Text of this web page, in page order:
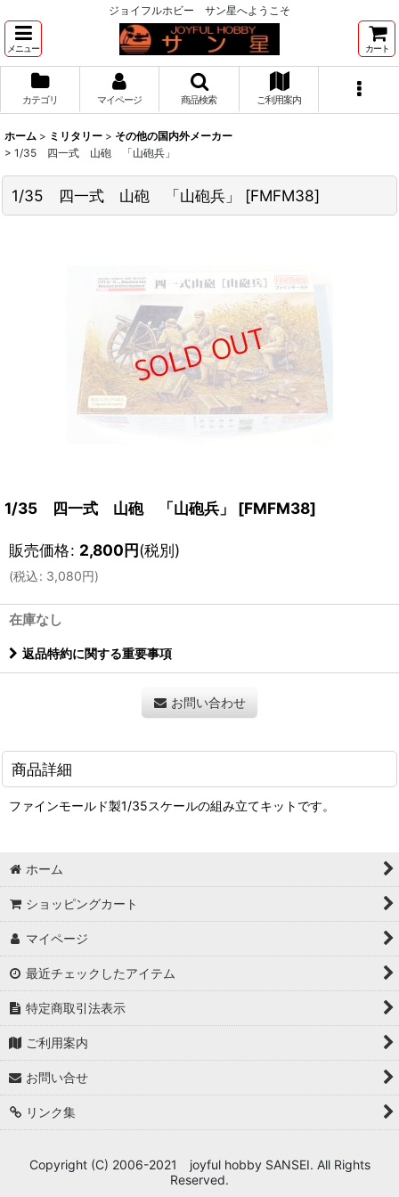
ジョイフルホビー サン星へようこそ
メニュー カート
カテゴリ マイページ 商品検索 ご利用案内
ホーム > ミリタリー > その他の国内外メーカー
> 1/35 四一式 山砲 「山砲兵」
1/35 四一式 山砲 「山砲兵」 [FMFM38]
1/35 四一式 山砲 「山砲兵」 [FMFM38]
販売価格: 2,800円(税別)
(税込: 3,080円)
在庫なし
返品特約に関する重要事項
お問い合わせ
商品詳細
ファインモールド製1/35スケールの組み立てキットです。
ホーム
ショッピングカート
マイページ
最近チェックしたアイテム
特定商取引法表示
ご利用案内
お問い合せ
リンク集
Copyright (C) 2006-2021 joyful hobby SANSEI. All Rights
Reserved.